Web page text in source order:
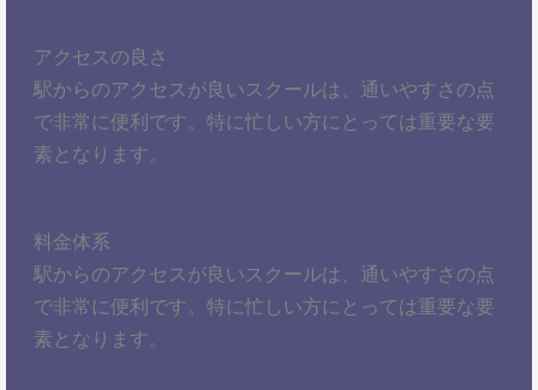
アクセスの良さ
駅からのアクセスが良いスクールは、通いやすさの点
で非常に便利です。特に忙しい方にとっては重要な要
素となります。
料金体系
駅からのアクセスが良いスクールは、通いやすさの点
で非常に便利です。特に忙しい方にとっては重要な要
素となります。